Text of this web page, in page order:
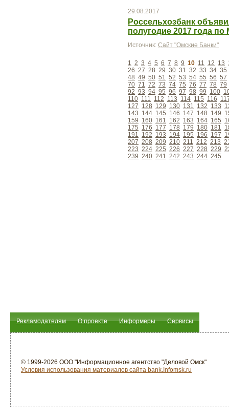
29.08.2017
Россельхозбанк
полугодие 2017 года
Источник: Сайт "Омские Банки"
1 2 3 4 5 6 7 8 9 10 11 12 13
26 27 28 29 30 31 32 33 34 35
48 49 50 51 52 53 54 55 56 57
70 71 72 73 74 75 76 77 78 79
92 93 94 95 96 97 98 99 100
110 111 112 113 114 115 116
127 128 129 130 131 132 133
143 144 145 146 147 148 149
159 160 161 162 163 164 165
175 176 177 178 179 180 181
191 192 193 194 195 196 197
207 208 209 210 211 212 213
223 224 225 226 227 228 229
239 240 241 242 243 244 245
Рекламодателям О проекте Информеры Сервисы
© 1999-2026 ООО "Информационное агентство "Деловой Омск"
Условия использования материалов сайта bank.Infomsk.ru